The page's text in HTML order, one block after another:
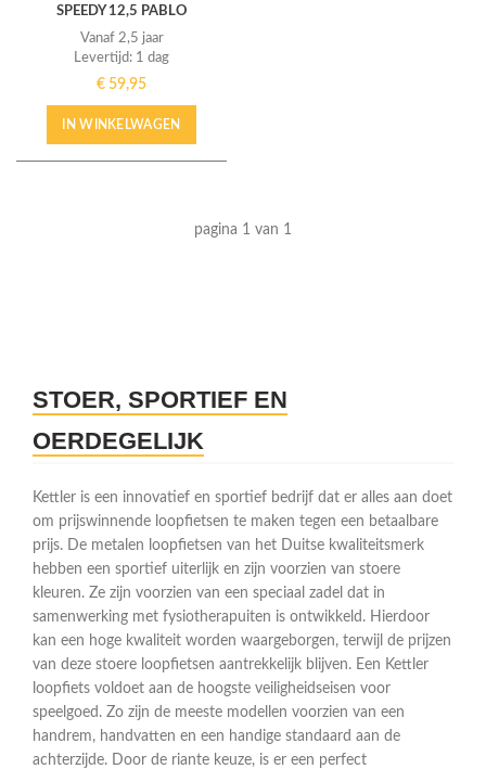
SPEEDY 12,5 PABLO
Vanaf 2,5 jaar
Levertijd: 1 dag
€ 59,95
IN WINKELWAGEN
pagina 1 van 1
STOER, SPORTIEF EN
OERDEGELIJK
Kettler is een innovatief en sportief bedrijf dat er alles aan doet
om prijswinnende loopfietsen te maken tegen een betaalbare
prijs. De metalen loopfietsen van het Duitse kwaliteitsmerk
hebben een sportief uiterlijk en zijn voorzien van stoere
kleuren. Ze zijn voorzien van een speciaal zadel dat in
samenwerking met fysiotherapuiten is ontwikkeld. Hierdoor
kan een hoge kwaliteit worden waargeborgen, terwijl de prijzen
van deze stoere loopfietsen aantrekkelijk blijven. Een Kettler
loopfiets voldoet aan de hoogste veiligheidseisen voor
speelgoed. Zo zijn de meeste modellen voorzien van een
handrem, handvatten en een handige standaard aan de
achterzijde. Door de riante keuze, is er een perfect